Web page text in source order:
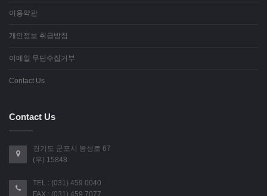
이용약관
개인정보 취급방침
이메일 무단수집거부
Contact Us
Contact Us
경기도 군포시 봉성로 67
(우) 15848
TEL : (031) 459 0040
FAX : (031) 459 7077